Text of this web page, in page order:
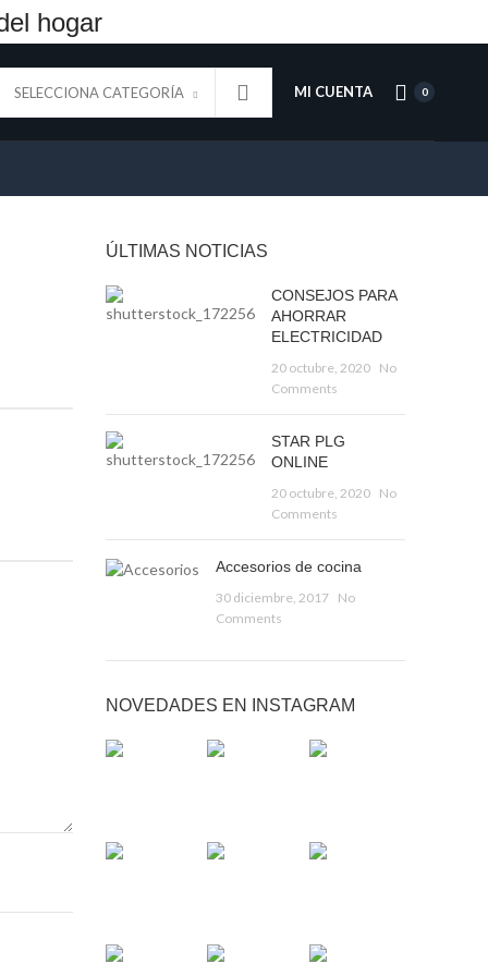
hogar
SELECCIONA CATEGORÍA MI CUENTA 0
ÚLTIMAS NOTICIAS
CONSEJOS PARA
AHORRAR
ELECTRICIDAD
20 octubre, 2020 No
Comments
STAR PLG
ONLINE
20 octubre, 2020 No
Comments
Accesorios de cocina
30 diciembre, 2017
No
Comments
NOVEDADES EN INSTAGRAM